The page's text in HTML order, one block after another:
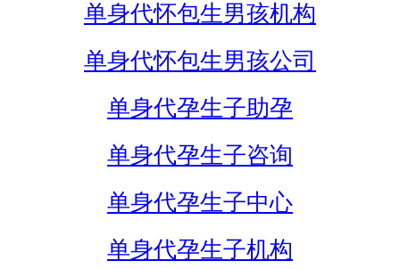
单身代怀包生男孩机构
单身代怀包生男孩公司
单身代孕生子助孕
单身代孕生子咨询
单身代孕生子中心
单身代孕生子机构